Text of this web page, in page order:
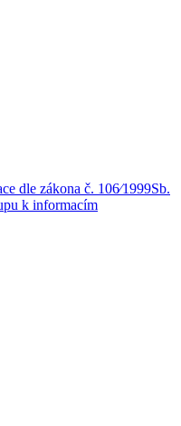
dle zákona č. 106⁄1999Sb.
k informacím